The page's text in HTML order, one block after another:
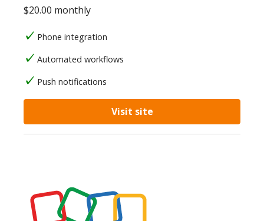
$20.00 monthly
Phone integration
Automated workflows
Push notifications
Visit site